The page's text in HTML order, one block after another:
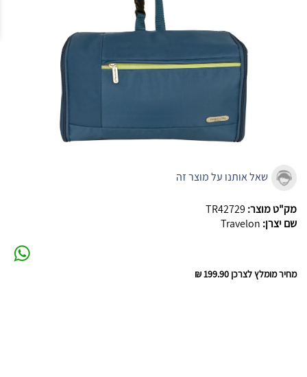
שאל אותנו על מוצר זה
מק"ט מוצר: TR42729
שם יצרן: Travelon
מחיר מומלץ לצרכן 199.90 ₪